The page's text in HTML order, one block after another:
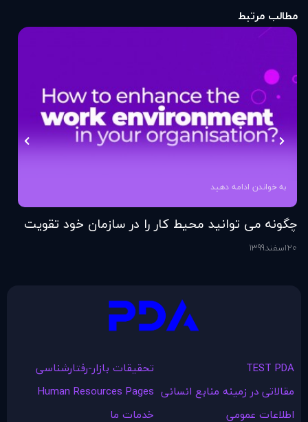
مطالب مرتبط
به خواندن ادامه دهید
چگونه می توانید محیط کار را در سازمان خود تقویت
کنید؟
20اسفند1399
TEST PDA
تحقیقات بازار-رفتارشناسی
مقالاتی در زمينه منابع انسانی Human Resources Pages
اطلاعات عمومی
خدمات ما